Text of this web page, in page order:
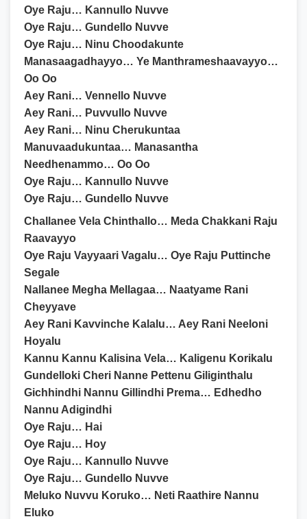
Oye Raju… Kannullo Nuvve
Oye Raju… Gundello Nuvve
Oye Raju… Ninu Choodakunte
Manasaagadhayyo… Ye Manthrameshaavayyo…
Oo Oo
Aey Rani… Vennello Nuvve
Aey Rani… Puvvullo Nuvve
Aey Rani… Ninu Cherukuntaa
Manuvaadukuntaa… Manasantha
Needhenammo… Oo Oo
Oye Raju… Kannullo Nuvve
Oye Raju… Gundello Nuvve
Challanee Vela Chinthallo… Meda Chakkani Raju
Raavayyo
Oye Raju Vayyaari Vagalu… Oye Raju Puttinche
Segale
Nallanee Megha Mellagaa… Naatyame Rani
Cheyyave
Aey Rani Kavvinche Kalalu… Aey Rani Neeloni
Hoyalu
Kannu Kannu Kalisina Vela… Kaligenu Korikalu
Gundelloki Cheri Nanne Pettenu Giliginthalu
Gichhindhi Nannu Gillindhi Prema… Edhedho
Nannu Adigindhi
Oye Raju… Hai
Oye Raju… Hoy
Oye Raju… Kannullo Nuvve
Oye Raju… Gundello Nuvve
Meluko Nuvvu Koruko… Neti Raathire Nannu
Eluko